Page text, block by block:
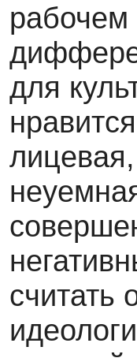
рабочем
для
считать